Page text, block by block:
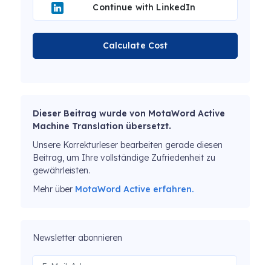
Continue with LinkedIn
Calculate Cost
Dieser Beitrag wurde von MotaWord Active
Machine Translation übersetzt.
Unsere Korrekturleser bearbeiten gerade diesen
Beitrag, um Ihre vollständige Zufriedenheit zu
gewährleisten.
Mehr über MotaWord Active erfahren.
Newsletter abonnieren